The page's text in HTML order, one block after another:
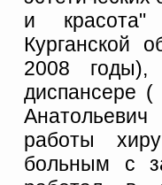
и
Курганской
2008
годы),
диспансере (
Анатольевич
работы
больным
с